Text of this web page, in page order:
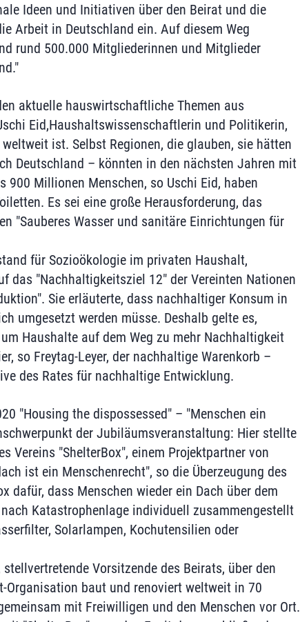
Ideen und Initiativen über den Beirat und die
Arbeit in Deutschland ein. Auf diesem Weg
rund 500.000 Mitgliederinnen und Mitglieder
aktuelle hauswirtschaftliche Themen aus
Eid,Haushaltswissenschaftlerin und Politikerin,
ist. Selbst Regionen, die glauben, sie hätten
Deutschland – könnten in den nächsten Jahren mit
Millionen Menschen, so Uschi Eid, haben
Es sei eine große Herausforderung, das
"Sauberes Wasser und sanitäre Einrichtungen für
für Sozioökologie im privaten Haushalt,
das "Nachhaltigkeitsziel 12" der Vereinten Nationen
Sie erläuterte, dass nachhaltiger Konsum in
umgesetzt werden müsse. Deshalb gelte es,
Haushalte auf dem Weg zu mehr Nachhaltigkeit
so Freytag-Leyer, der nachhaltige Warenkorb –
des Rates für nachhaltige Entwicklung.
"Housing the dispossessed" – "Menschen ein
der Jubiläumsveranstaltung: Hier stellte
Vereins "ShelterBox", einem Projektpartner von
ist ein Menschenrecht", so die Überzeugung des
dafür, dass Menschen wieder ein Dach über dem
Katastrophenlage individuell zusammengestellt
Solarlampen, Kochutensilien oder
Vorsitzende des Beirats, über den
Organisation baut und renoviert weltweit in 70
mit Freiwilligen und den Menschen vor Ort.